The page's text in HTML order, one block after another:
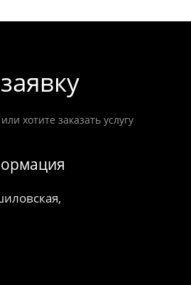
хотите заказать услугу